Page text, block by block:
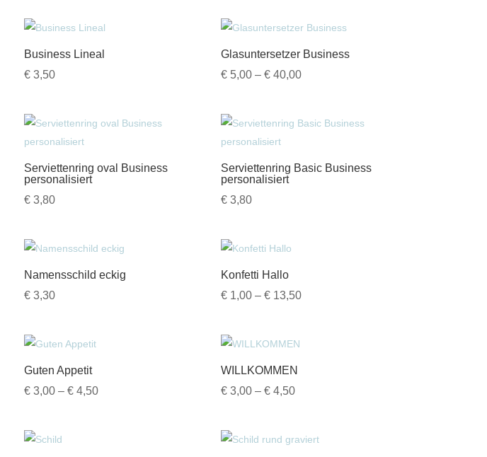
Business Lineal
€ 3,50
Glasuntersetzer Business
€ 5,00 –€ 40,00Preisspanne:
€ 40,00
Serviettenring oval Business
personalisiert
€ 3,80
Serviettenring Basic Business
personalisiert
€ 3,80
Namensschild eckig
€ 3,30
Konfetti Hallo
€ 1,00 –€ 13,50Preisspanne:
Guten Appetit
€ 3,00 –€ 4,50Preisspanne:
WILLKOMMEN
€ 3,00 –€ 4,50Preisspanne:
€ 4,50